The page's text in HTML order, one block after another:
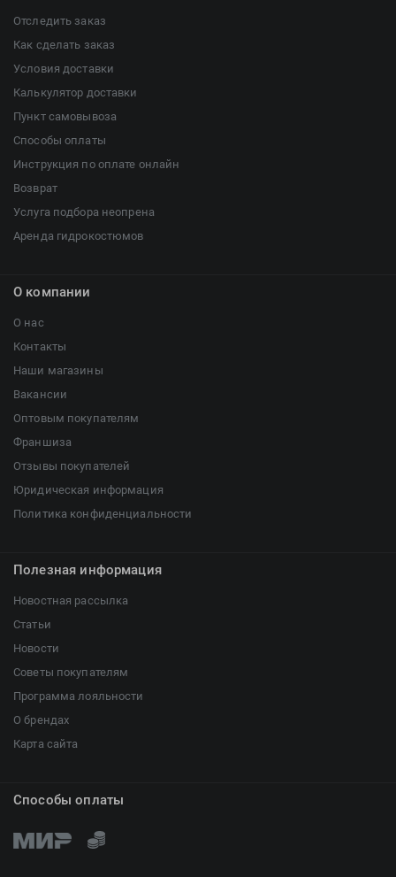
Отследить заказ
Как сделать заказ
Условия доставки
Калькулятор доставки
Пункт самовывоза
Способы оплаты
Инструкция по оплате онлайн
Возврат
Услуга подбора неопрена
Аренда гидрокостюмов
О компании
О нас
Контакты
Наши магазины
Вакансии
Оптовым покупателям
Франшиза
Отзывы покупателей
Юридическая информация
Политика конфиденциальности
Полезная информация
Новостная рассылка
Статьи
Новости
Советы покупателям
Программа лояльности
О брендах
Карта сайта
Способы оплаты